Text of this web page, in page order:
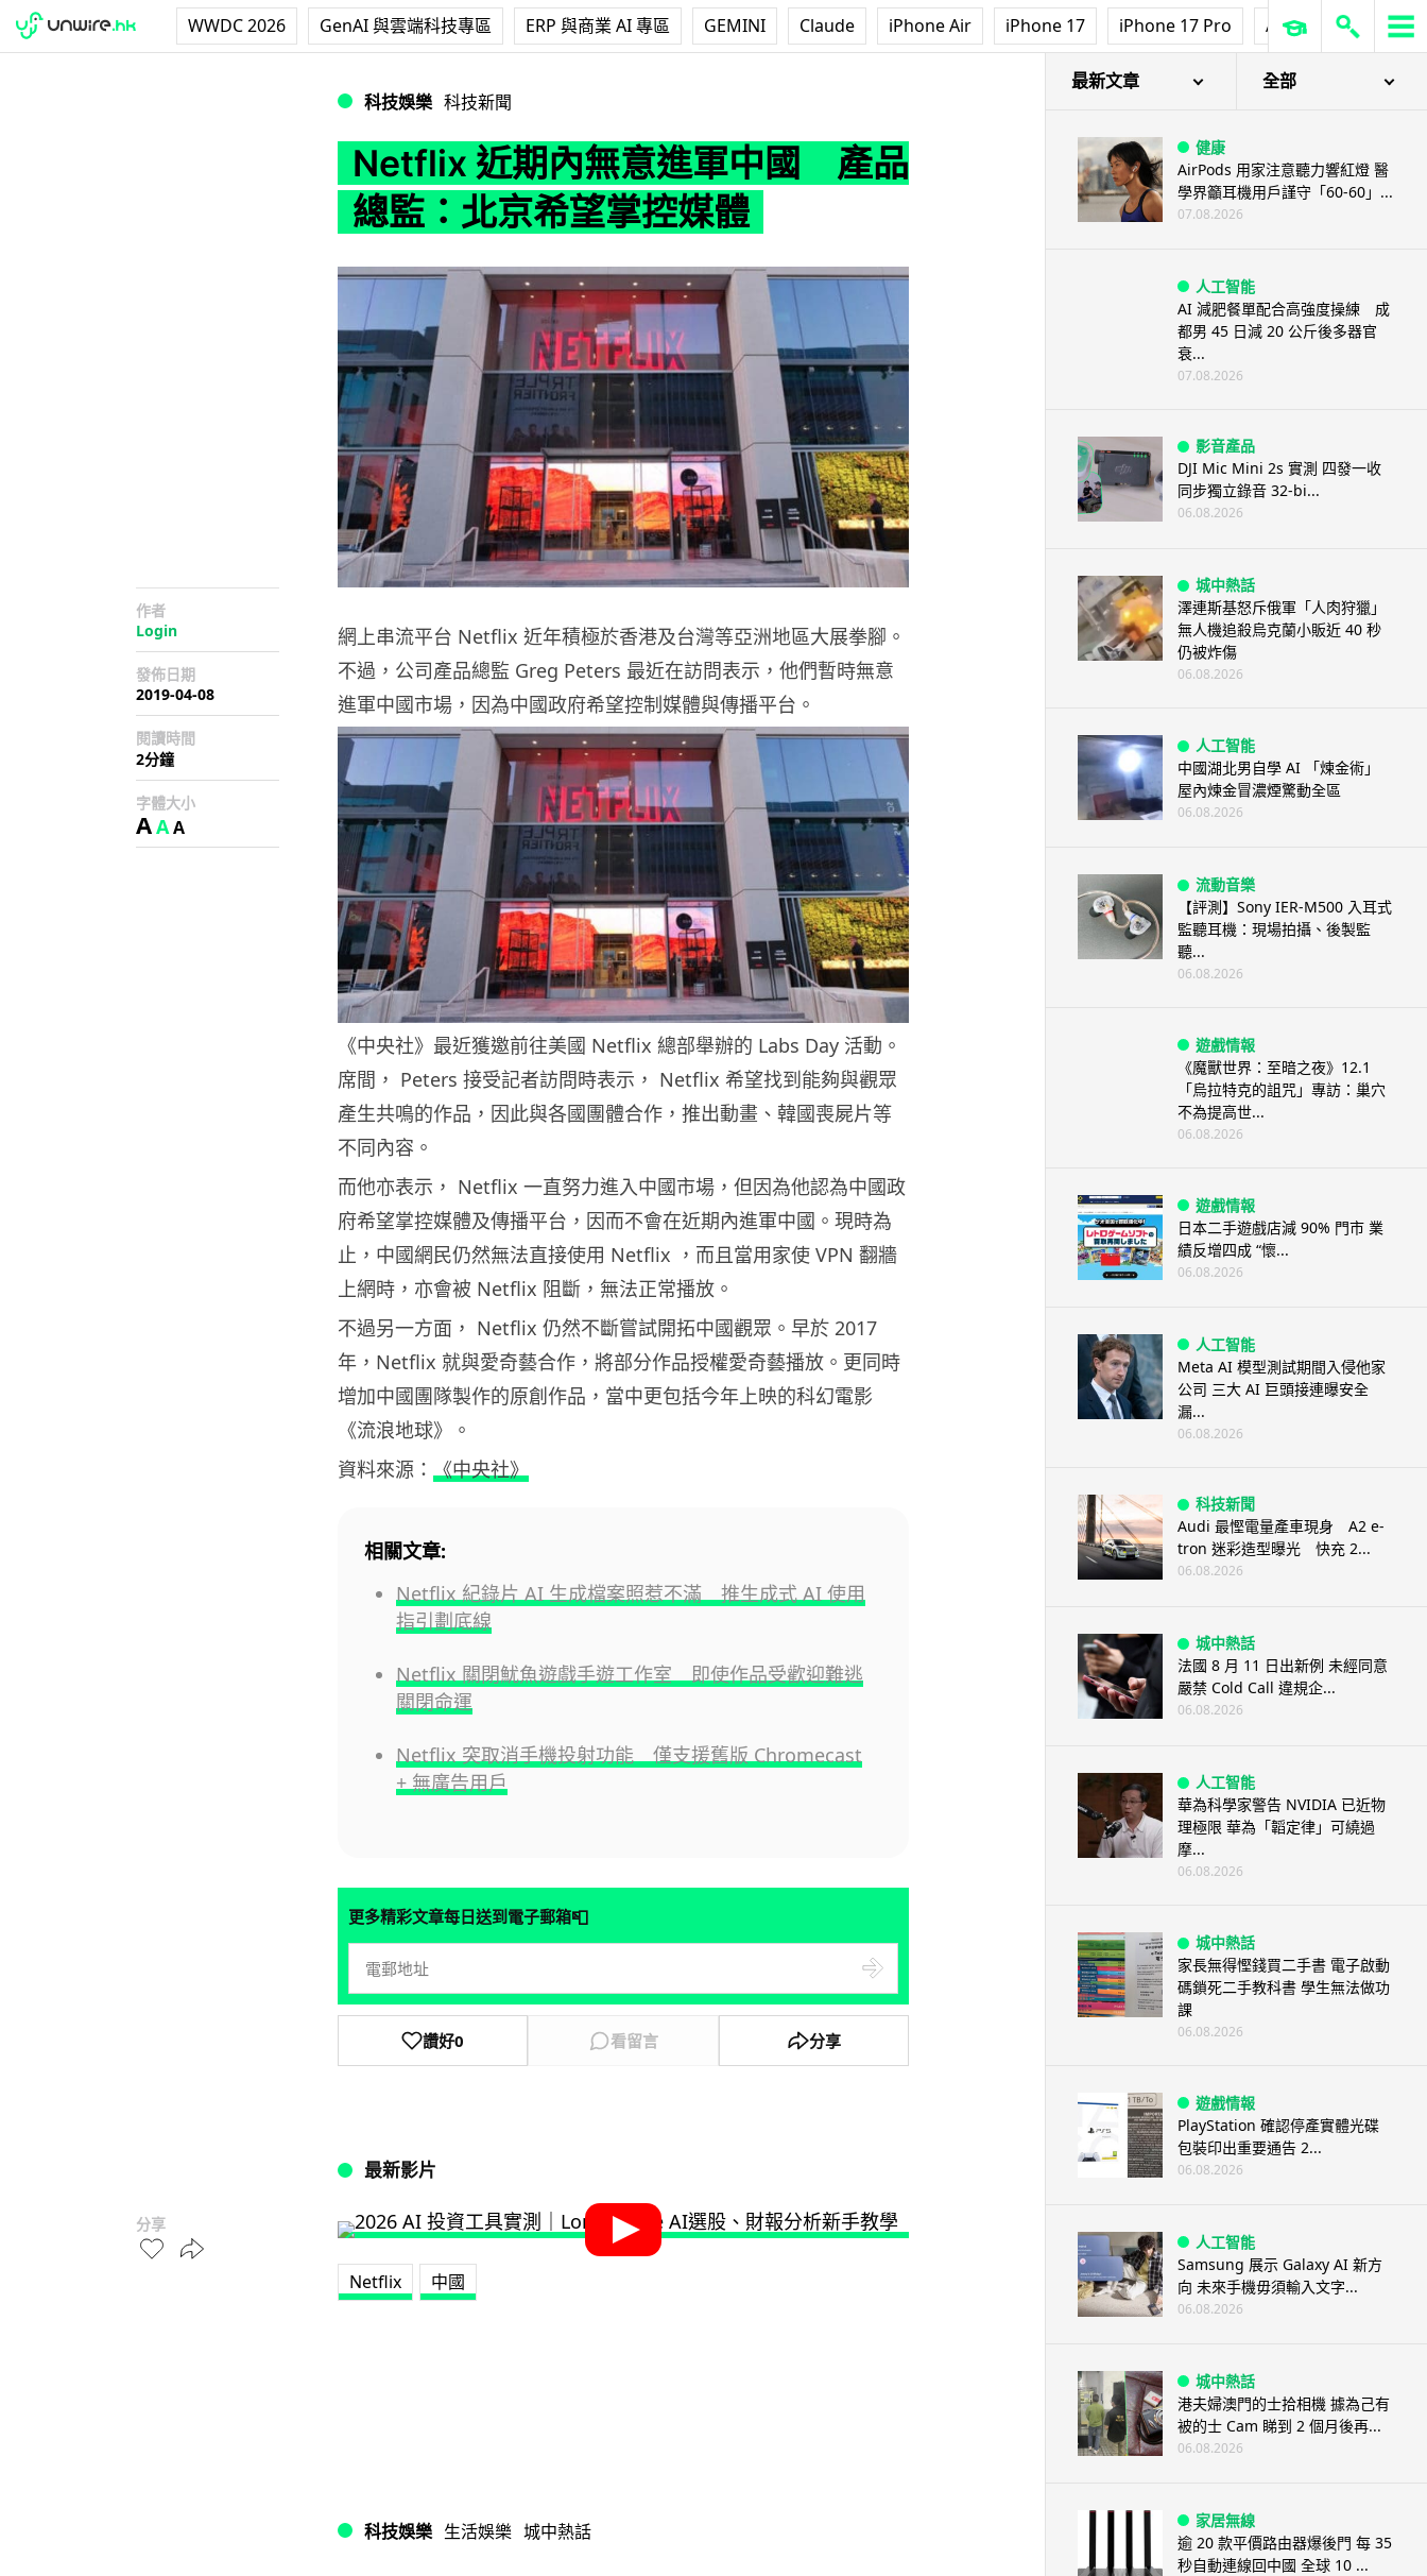
WWDC 2026 GenAI 與雲端科技專區 ERP 與商業 AI 專區 GEMINI Claude iPhone Air iPhone 17 iPhone 17 Pro AirPods Pro 3
科技娛樂 科技新聞
Netflix 近期內無意進軍中國 產品
總監：北京希望掌控媒體
作者
Login
發佈日期
2019-04-08
閱讀時間
2分鐘
字體大小
AAA
分享
網上串流平台 Netflix 近年積極於香港及台灣等亞洲地區大展拳腳。
不過，公司產品總監 Greg Peters 最近在訪問表示，他們暫時無意
進軍中國市場，因為中國政府希望控制媒體與傳播平台。
《中央社》最近獲邀前往美國 Netflix 總部舉辦的 Labs Day 活動。
席間， Peters 接受記者訪問時表示， Netflix 希望找到能夠與觀眾
產生共鳴的作品，因此與各國團體合作，推出動畫、韓國喪屍片等
不同內容。
而他亦表示， Netflix 一直努力進入中國市場，但因為他認為中國政
府希望掌控媒體及傳播平台，因而不會在近期內進軍中國。現時為
止，中國網民仍然無法直接使用 Netflix ，而且當用家使 VPN 翻牆
上網時，亦會被 Netflix 阻斷，無法正常播放。
不過另一方面， Netflix 仍然不斷嘗試開拓中國觀眾。早於 2017
年，Netflix 就與愛奇藝合作，將部分作品授權愛奇藝播放。更同時
增加中國團隊製作的原創作品，當中更包括今年上映的科幻電影
《流浪地球》。
資料來源： 《中央社》
相關文章:
Netflix 紀錄片 AI 生成檔案照惹不滿 推生成式 AI 使用
指引劃底線
Netflix 關閉魷魚遊戲手遊工作室 即使作品受歡迎難逃
關閉命運
Netflix 突取消手機投射功能 僅支援舊版 Chromecast
+ 無廣告用戶
更多精彩文章每日送到電子郵箱📮
讚好0 看留言 分享
最新影片
Netflix 中國
科技娛樂 生活娛樂 城中熱話
最新文章 全部
健康
AirPods 用家注意聽力響紅燈 醫
學界籲耳機用戶謹守「60-60」...
07.08.2026
人工智能
AI 減肥餐單配合高強度操練 成
都男 45 日減 20 公斤後多器官
衰...
07.08.2026
影音產品
DJI Mic Mini 2s 實測 四發一收
同步獨立錄音 32-bi...
06.08.2026
城中熱話
澤連斯基怒斥俄軍「人肉狩獵」
無人機追殺烏克蘭小販近 40 秒
仍被炸傷
06.08.2026
人工智能
中國湖北男自學 AI 「煉金術」
屋內煉金冒濃煙驚動全區
06.08.2026
流動音樂
【評測】Sony IER-M500 入耳式
監聽耳機：現場拍攝、後製監
聽...
06.08.2026
遊戲情報
《魔獸世界：至暗之夜》12.1
「烏拉特克的詛咒」專訪：巢穴
不為提高世...
06.08.2026
遊戲情報
日本二手遊戲店減 90% 門市 業
績反增四成 “懷...
06.08.2026
人工智能
Meta AI 模型測試期間入侵他家
公司 三大 AI 巨頭接連曝安全
漏...
06.08.2026
科技新聞
Audi 最慳電量產車現身 A2 e-
tron 迷彩造型曝光 快充 2...
06.08.2026
城中熱話
法國 8 月 11 日出新例 未經同意
嚴禁 Cold Call 違規企...
06.08.2026
人工智能
華為科學家警告 NVIDIA 已近物
理極限 華為「韜定律」可繞過
摩...
06.08.2026
城中熱話
家長無得慳錢買二手書 電子啟動
碼鎖死二手教科書 學生無法做功
課
06.08.2026
遊戲情報
PlayStation 確認停產實體光碟
包裝印出重要通告 2...
06.08.2026
人工智能
Samsung 展示 Galaxy AI 新方
向 未來手機毋須輸入文字...
06.08.2026
城中熱話
港夫婦澳門的士拾相機 據為己有
被的士 Cam 睇到 2 個月後再...
06.08.2026
家居無線
逾 20 款平價路由器爆後門 每 35
秒自動連線回中國 全球 10 ...